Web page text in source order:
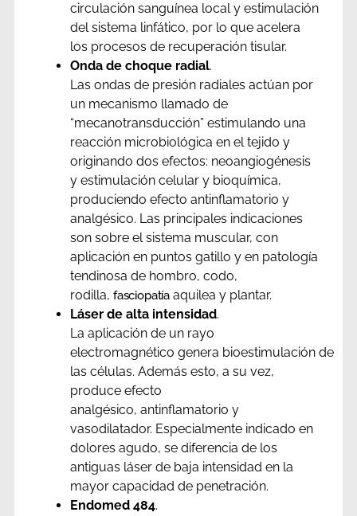
circulación sanguínea local y estimulación
del sistema linfático, por lo que acelera
los procesos de recuperación tisular.
Onda de choque radial.
Las ondas de presión radiales actúan por
un mecanismo llamado de
“mecanotransducción” estimulando una
reacción microbiológica en el tejido y
originando dos efectos: neoangiogénesis
y estimulación celular y bioquímica,
produciendo efecto antinflamatorio y
analgésico. Las principales indicaciones
son sobre el sistema muscular, con
aplicación en puntos gatillo y en patología
tendinosa de hombro, codo,
rodilla, fasciopatía aquilea y plantar.
Láser de alta intensidad.
La aplicación de un rayo
electromagnético genera bioestimulación de
las células. Además esto, a su vez,
produce efecto
analgésico, antinflamatorio y
vasodilatador. Especialmente indicado en
dolores agudo, se diferencia de los
antiguas láser de baja intensidad en la
mayor capacidad de penetración.
Endomed 484.